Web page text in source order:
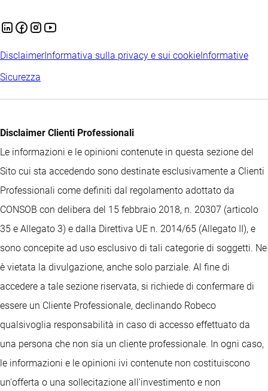
DisclaimerInformativa sulla privacy e sui cookieInformative
Sicurezza
Disclaimer Clienti Professionali
Le informazioni e le opinioni contenute in questa sezione del
Sito cui sta accedendo sono destinate esclusivamente a Clienti
Professionali come definiti dal regolamento adottato da
CONSOB con delibera del 15 febbraio 2018, n. 20307 (articolo
35 e Allegato 3) e dalla Direttiva UE n. 2014/65 (Allegato II), e
sono concepite ad uso esclusivo di tali categorie di soggetti. Ne
è vietata la divulgazione, anche solo parziale. Al fine di
accedere a tale sezione riservata, si richiede di confermare di
essere un Cliente Professionale, declinando Robeco
qualsivoglia responsabilità in caso di accesso effettuato da
una persona che non sia un cliente professionale. In ogni caso,
le informazioni e le opinioni ivi contenute non costituiscono
un'offerta o una sollecitazione all'investimento e non